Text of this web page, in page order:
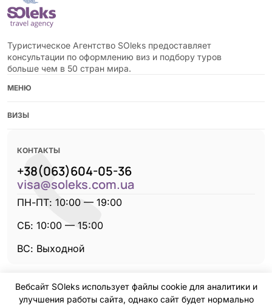
Туристическое Агентство SOleks предоставляет
консультации по оформлению виз и подбору туров
больше чем в 50 стран мира.
МЕНЮ
ВИЗЫ
КОНТАКТЫ
+38(063)604-05-36
visa@soleks.com.ua
ПН-ПТ: 10:00 — 19:00
CБ: 10:00 — 15:00
ВС: Выходной
Вебсайт SOleks использует файлы cookie для аналитики и
улучшения работы сайта, однако сайт будет нормально